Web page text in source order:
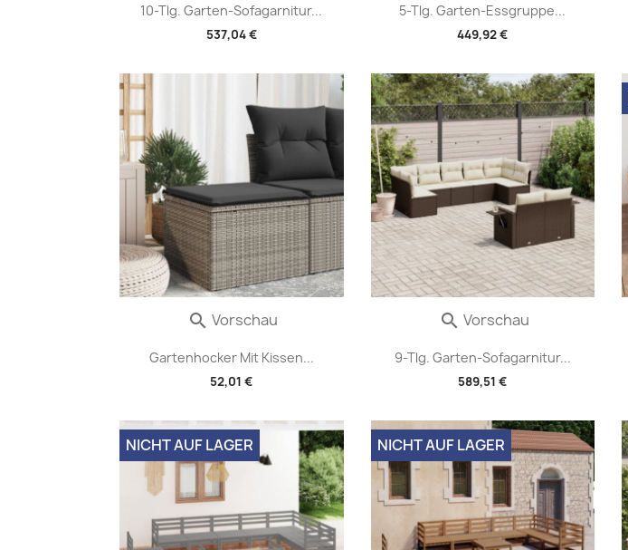
10-Tlg. Garten-Sofagarnitur...
537,04 €
5-Tlg. Garten-Essgruppe...
449,92 €
Gartenhocker Mit Kissen...
52,01 €
 Vorschau
9-Tlg. Garten-Sofagarnitur...
589,51 €
 Vorschau
NICHT AUF LAGER NICHT AUF LAGER